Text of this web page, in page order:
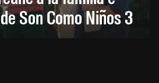
Son Como Niños 3